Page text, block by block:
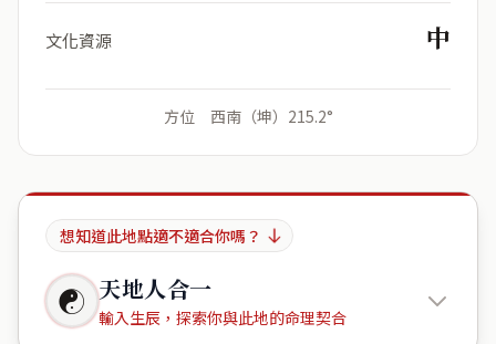
文化資源 中
方位 西南（坤）215.2°
想知道此地點適不適合你嗎？
☯ 天地人合一
輸入生辰，探索你與此地的命理契合